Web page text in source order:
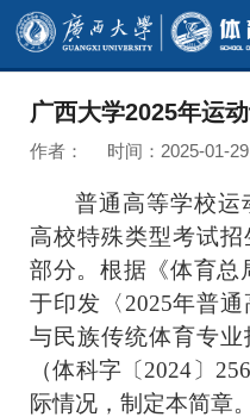
广西大学2025年运
作者： 时间：2025-01-29
普通高等学校运
高校特殊类型考试
部分。根据《体育总
于印发〈 2025年普通
与民族传统体育专业
（体科字〔 2024 〕 256
际情况，制定本简章。